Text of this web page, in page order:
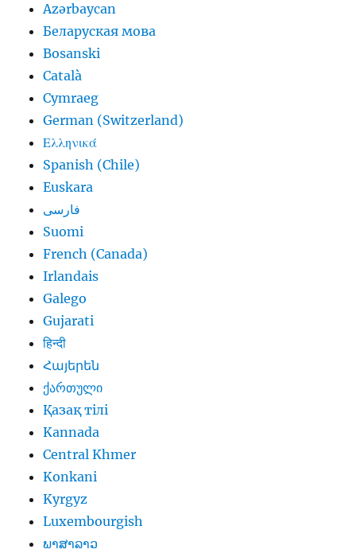
Azərbaycan
Беларуская мова
Bosanski
Català
Cymraeg
German (Switzerland)
Ελληνικά
Spanish (Chile)
Euskara
فارسی
Suomi
French (Canada)
Irlandais
Galego
Gujarati
हिन्दी
Հայերեն
ქართული
Қазақ тілі
Kannada
Central Khmer
Konkani
Kyrgyz
Luxembourgish
ພາສາລາວ